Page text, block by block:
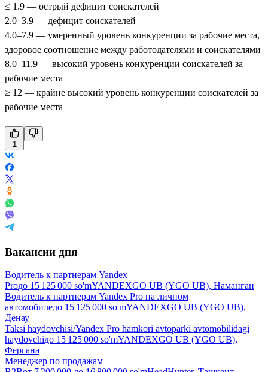
≤ 1.9 — острый дефицит соискателей
2.0–3.9 — дефицит соискателей
4.0–7.9 — умеренный уровень конкуренции за рабочие места,
здоровое соотношение между работодателями и соискателями
8.0–11.9 — высокий уровень конкуренции соискателей за
рабочие места
≥ 12 — крайне высокий уровень конкуренции соискателей за
рабочие места
1
Вакансии дня
Водитель к партнерам Yandex
Proдо 15 125 000 so'mYANDEXGO UB (YGO UB), Наманган
Водитель к партнерам Yandex Pro на личном
автомобиледо 15 125 000 so'mYANDEXGO UB (YGO UB),
Денау
Taksi haydovchisi/Yandex Pro hamkori avtoparki avtomobilidagi
haydovchiдо 15 125 000 so'mYANDEXGO UB (YGO UB),
Фергана
Менеджер по продажам